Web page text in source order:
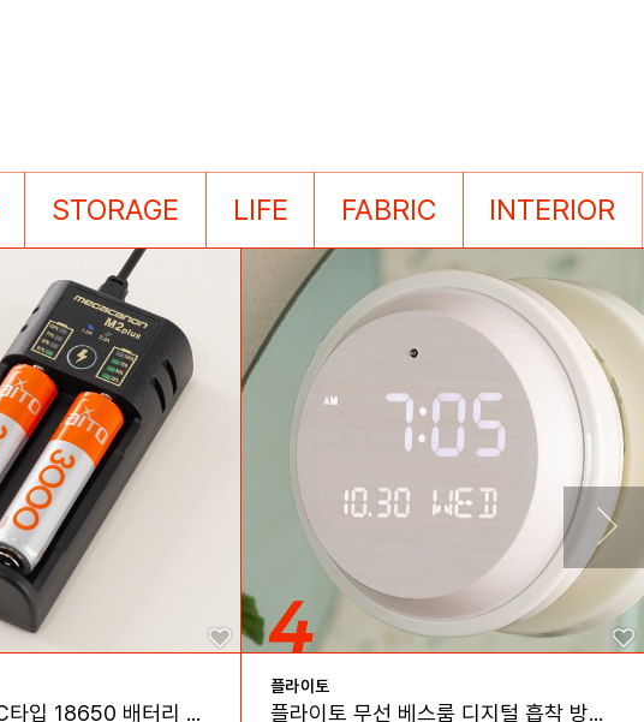
STORAGE LIFE FABRIC INTERIOR
플라이토 메가 C타입 18650 배터리 충전기 2구
플라이토
플라이토 무선 베스룸 디지털 흡착 방수 LED 시계